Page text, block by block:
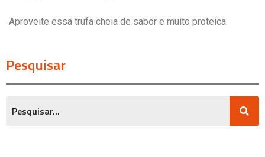
Aproveite essa trufa cheia de sabor e muito proteica.
Pesquisar